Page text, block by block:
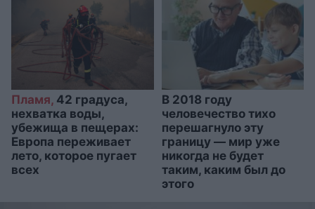
Пламя, 42 градуса,
нехватка воды,
убежища в пещерах:
Европа переживает
лето, которое пугает
всех
В 2018 году
человечество тихо
перешагнуло эту
границу — мир уже
никогда не будет
таким, каким был до
этого